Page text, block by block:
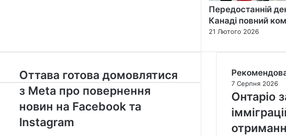
Оттава
готова
домовлятися
з
Meta
про
Оттава готова домовлятися
з Meta про повернення
новин на Facebook та
Instagram
Передостанній
Канаді повний
21 Лютого 2026
7 Серпня 2026
Онтаріо